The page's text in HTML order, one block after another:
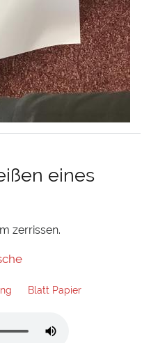
eines
zerrissen.
Blatt Papier